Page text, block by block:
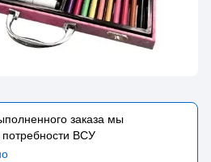
заказа мы
BCУ